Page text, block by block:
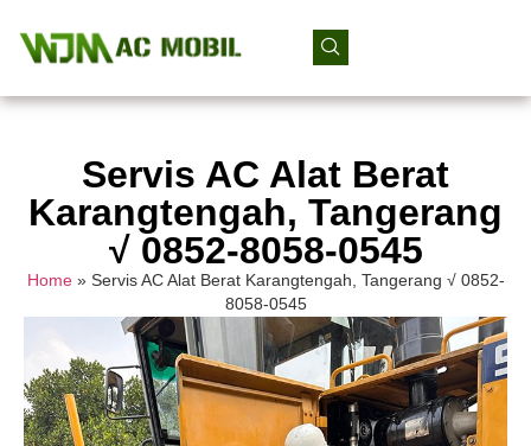
Servis AC Alat Berat
Karangtengah, Tangerang
√ 0852-8058-0545
Home» Servis AC Alat Berat Karangtengah, Tangerang √ 0852-
8058-0545